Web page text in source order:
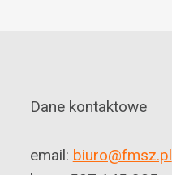
Dane kontaktowe
email: biuro@fmsz.pl